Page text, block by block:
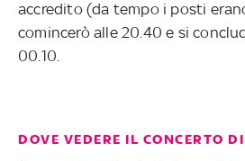
accredito (da tempo i posti
comincerò alle 20.40 e si
00.10.
DOVE VEDERE IL CONCERTO